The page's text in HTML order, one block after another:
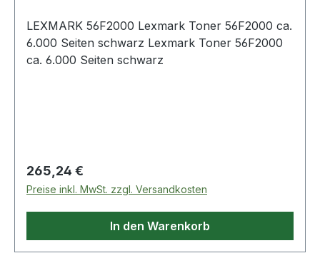
LEXMARK 56F2000 Lexmark Toner 56F2000 ca.
6.000 Seiten schwarz Lexmark Toner 56F2000
ca. 6.000 Seiten schwarz
Regulärer Preis:
265,24 €
Preise inkl. MwSt. zzgl. Versandkosten
In den Warenkorb